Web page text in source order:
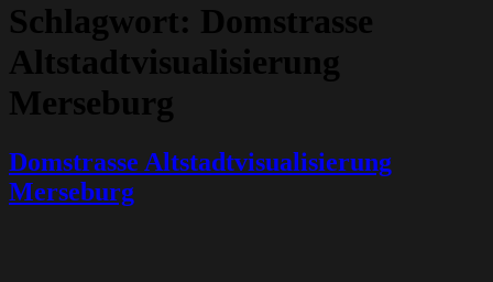
Schlagwort: Domstrasse
Altstadtvisualisierung
Merseburg
Domstrasse Altstadtvisualisierung
Merseburg